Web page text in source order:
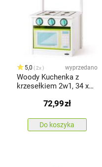
5,0 2x wyprzedano
Woody Kuchenka z
krzesełkiem 2w1, 34 x
72,99zł
Do koszyka